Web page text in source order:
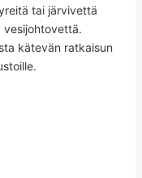
tai järvivettä
vesijohtovettä.
kätevän ratkaisun